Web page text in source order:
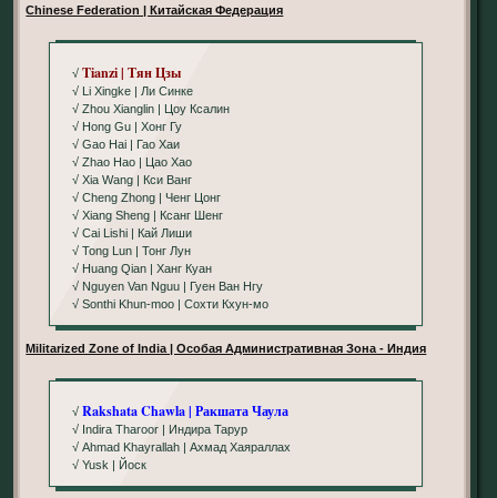
Chinese Federation | Китайская Федерация
√ Tianzi | Тян Цзы
√ Li Xingke | Ли Синке
√ Zhou Xianglin | Цоу Ксалин
√ Hong Gu | Хонг Гу
√ Gao Hai | Гао Хаи
√ Zhao Hao | Цао Хао
√ Xia Wang | Кси Ванг
√ Cheng Zhong | Ченг Цонг
√ Xiang Sheng | Ксанг Шенг
√ Cai Lishi | Кай Лиши
√ Tong Lun | Тонг Лун
√ Huang Qian | Ханг Куан
√ Nguyen Van Nguu | Гуен Ван Нгу
√ Sonthi Khun-moo | Сохти Кхун-мо
Militarized Zone of India | Особая Административная Зона - Индия
√ Rakshata Chawla | Ракшата Чаула
√ Indira Tharoor | Индира Тарур
√ Ahmad Khayrallah | Ахмад Хаяраллах
√ Yusk | Йоск